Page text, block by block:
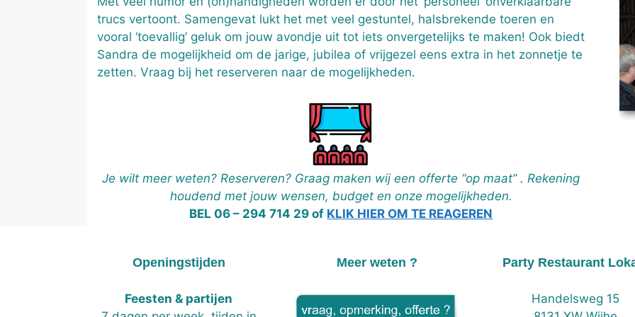
trucs vertoont. Samengevat lukt het met veel gestuntel, halsbrekende toeren en
vooral ‘toevallig’ geluk om jouw avondje uit tot iets onvergetelijks te maken! Ook biedt
Sandra de mogelijkheid om de jarige, jubilea of vrijgezel eens extra in het zonnetje te
zetten. Vraag bij het reserveren naar de mogelijkheden.
Je wilt meer weten? Reserveren? Graag maken wij een offerte “op maat” . Rekening
houdend met jouw wensen, budget en onze mogelijkheden.
BEL 06 – 294 714 29 of KLIK HIER OM TE REAGEREN
Openingstijden
Feesten & partijen
Meer weten ? Party Restaurant
Handelsweg 15